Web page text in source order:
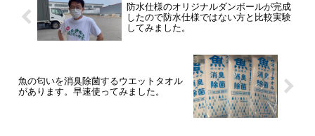
防水仕様のオリジナルダンボールが完成
したので防水仕様ではない方と比較実験
してみました。
魚の匂いを消臭除菌するウエットタオル
があります。早速使ってみました。